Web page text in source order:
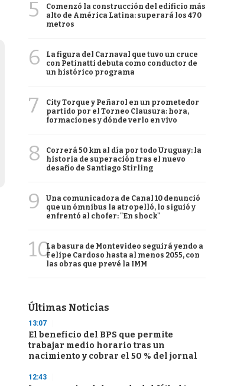
5
Comenzó la construcción del edificio más
alto de América Latina: superará los 470
metros
6
La figura del Carnaval que tuvo un cruce
con Petinatti debuta como conductor de
un histórico programa
7
City Torque y Peñarol en un prometedor
partido por el Torneo Clausura: hora,
formaciones y dónde verlo en vivo
8
Correrá 50 km al día por todo Uruguay: la
historia de superación tras el nuevo
desafío de Santiago Stirling
9
Una comunicadora de Canal 10 denunció
que un ómnibus la atropelló, lo siguió y
enfrentó al chofer: "En shock"
10La basura de Montevideo seguirá yendo a
Felipe Cardoso hasta al menos 2055, con
las obras que prevé la IMM
Últimas Noticias
13:07
El beneficio del BPS que permite
trabajar medio horario tras un
nacimiento y cobrar el 50 % del jornal
12:43